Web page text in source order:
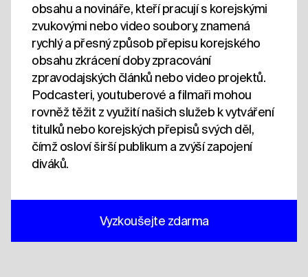
obsahu a novináře, kteří pracují s korejskými
zvukovými nebo video soubory, znamená
rychlý a přesný způsob přepisu korejského
obsahu zkrácení doby zpracování
zpravodajských článků nebo video projektů.
Podcasteri, youtuberové a filmaři mohou
rovněž těžit z využití našich služeb k vytváření
titulků nebo korejských přepisů svých děl,
čímž osloví širší publikum a zvýší zapojení
diváků.
Vyzkoušejte zdarma